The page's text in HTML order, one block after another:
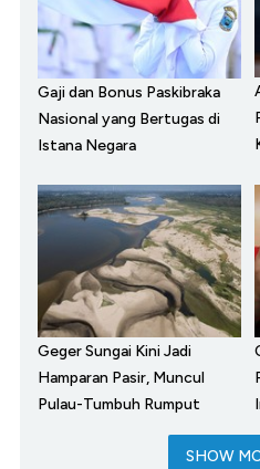
Gaji dan Bonus Paskibraka
Nasional yang Bertugas di
Istana Negara
Geger Sungai Kini Jadi
Hamparan Pasir, Muncul
Pulau-Tumbuh Rumput
SHOW